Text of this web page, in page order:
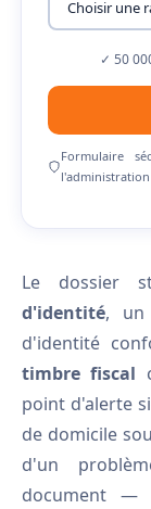
✓ 50
Formulaire
l'administration
Le dossier
d'identité, un
d'identité
timbre fiscal
point d'alerte
de domicile
d'un
document —